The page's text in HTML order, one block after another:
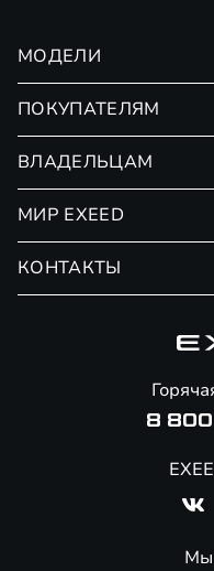
МОДЕЛИ
ПОКУПАТЕЛЯМ
Страхование
ВЛАДЕЛЬЦАМ
Сервис
Помощь на дорогах
МИР EXEED
КОНТАКТЫ
8
Мы